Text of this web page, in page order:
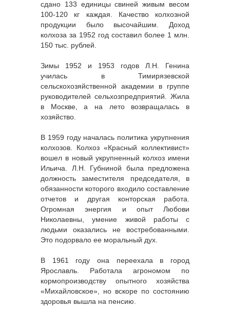
сдано 133 единицы свиней живым весом
100-120 кг каждая. Качество колхозной
продукции было высочайшим. Доход
колхоза за 1952 год составил более 1 млн.
150 тыс. рублей.
Зимы 1952 и 1953 годов Л.Н. Генина
училась в Тимирязевской
сельскохозяйственной академии в группе
руководителей сельхозпредприятий. Жила
в Москве, а на лето возвращалась в
хозяйство.
В 1959 году началась политика укрупнения
колхозов. Колхоз «Красный коллективист»
вошел в новый укрупненный колхоз имени
Ильича. Л.Н. Губниной была предложена
должность заместителя председателя, в
обязанности которого входило составление
отчетов и другая конторская работа.
Огромная энергия и опыт Любови
Николаевны, умение живой работы с
людьми оказались не востребованными.
Это подорвало ее моральный дух.
В 1961 году она переехала в город
Ярославль. Работала агрономом по
кормопроизводству опытного хозяйства
«Михайловское», но вскоре по состоянию
здоровья вышла на пенсию.